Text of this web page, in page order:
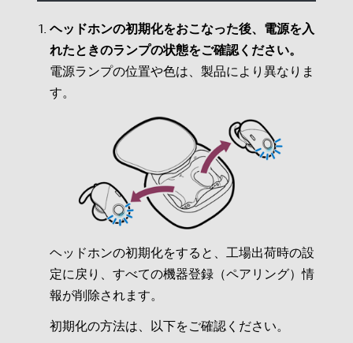
ヘッドホンの初期化をおこなった後、電源を入
れたときのランプの状態をご確認ください。
電源ランプの位置や色は、製品により異なりま
す。
ヘッドホンの初期化をすると、工場出荷時の設
定に戻り、すべての機器登録（ペアリング）情
報が削除されます。
初期化の方法は、以下をご確認ください。